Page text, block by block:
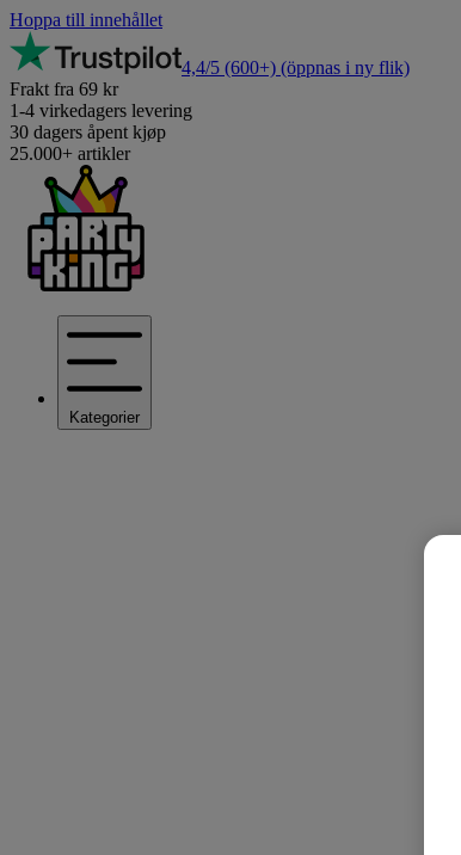
Hoppa till innehållet
4,4/5 (600+) (öppnas i ny flik)
Frakt fra 69 kr
1-4 virkedagers levering
30 dagers åpent kjøp
25.000+ artikler
Kategorier